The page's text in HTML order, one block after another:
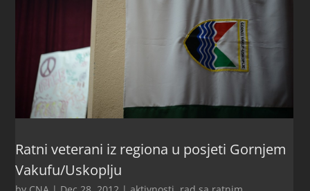
Ratni veterani iz regiona u posjeti Gornjem
Vakufu/Uskoplju